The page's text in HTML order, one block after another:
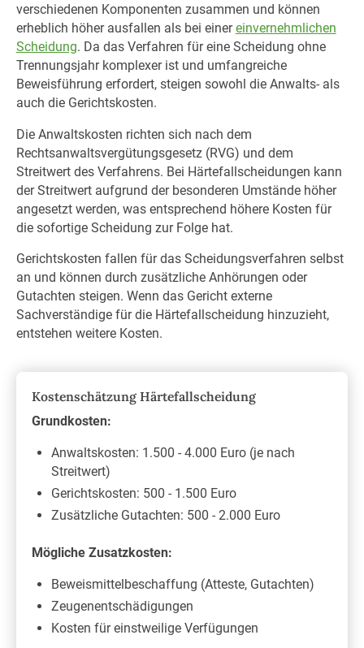
verschiedenen Komponenten zusammen und können
erheblich höher ausfallen als bei einereinvernehmlichen
Scheidung. Da das Verfahren für eine Scheidung ohne
Trennungsjahr komplexer ist und umfangreiche
Beweisführung erfordert, steigen sowohl die Anwalts- als
auch die Gerichtskosten.
Die Anwaltskosten richten sich nach dem
Rechtsanwaltsvergütungsgesetz (RVG) und dem
Streitwert des Verfahrens. Bei Härtefallscheidungen kann
der Streitwert aufgrund der besonderen Umstände höher
angesetzt werden, was entsprechend höhere Kosten für
die sofortige Scheidung zur Folge hat.
Gerichtskosten fallen für das Scheidungsverfahren selbst
an und können durch zusätzliche Anhörungen oder
Gutachten steigen. Wenn das Gericht externe
Sachverständige für die Härtefallscheidung hinzuzieht,
entstehen weitere Kosten.
Kostenschätzung Härtefallscheidung
Grundkosten:
Anwaltskosten: 1.500 - 4.000 Euro (je nach
Streitwert)
Gerichtskosten: 500 - 1.500 Euro
Zusätzliche Gutachten: 500 - 2.000 Euro
Mögliche Zusatzkosten:
Beweismittelbeschaffung (Atteste, Gutachten)
Zeugenentschädigungen
Kosten für einstweilige Verfügungen